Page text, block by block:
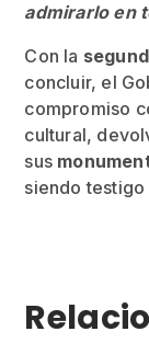
admirarlo en
Con la
concluir, el
compromiso
cultural,
sus
siendo testigo